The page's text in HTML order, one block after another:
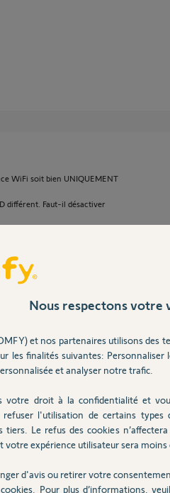
WiFi soit bien UNIQUEMENT
différent. Faut-il désactiver
la serrure a été disponible par
minutes, puis la passerelle s'est
À noter que sur le même
bien.
Nous respectons votre
et nos partenaires utilisons des
les finalités suivantes:
et analyser notre trafic.
votre droit à la confidentialité et
l'utilisation de certains types
tiers. Le refus des cookies
votre expérience utilisateur sera moins
d'avis ou retirer votre
Pour plus d’informations,